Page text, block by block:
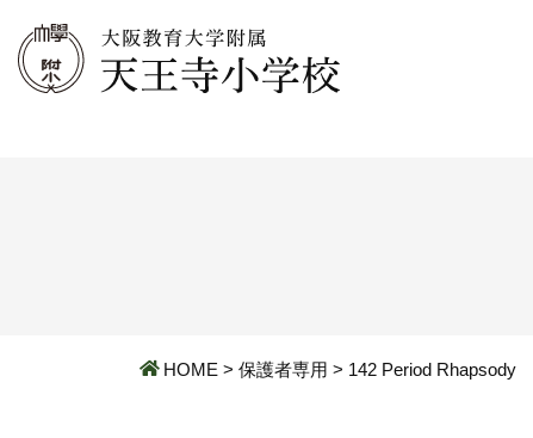
HOME > 保護者専用 > 142 Period Rhapsody